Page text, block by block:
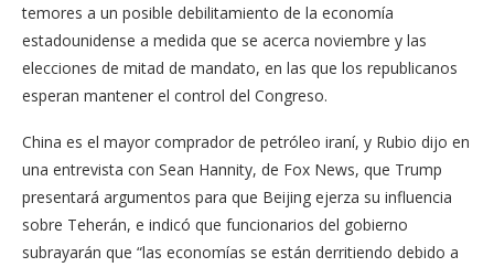
temores a un posible debilitamiento de la economía
estadounidense a medida que se acerca noviembre y las
elecciones de mitad de mandato, en las que los republicanos
esperan mantener el control del Congreso.
China es el mayor comprador de petróleo iraní, y Rubio dijo en
una entrevista con Sean Hannity, de Fox News, que Trump
presentará argumentos para que Beijing ejerza su influencia
sobre Teherán, e indicó que funcionarios del gobierno
subrayarán que “las economías se están derritiendo debido a